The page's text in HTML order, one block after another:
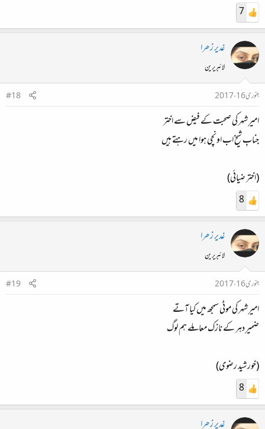
7
غدیر زھرا
لائبریرین
جنوری 16، 2017
#18
امیرِ شہر کی صحبت کے فیض سے اختر
جنابِ شیخ اب اونچی ہوا میں رہتے ہیں
(اختر ضیائی)
8
غدیر زھرا
لائبریرین
جنوری 16، 2017
#19
امیرِ شہر کی موٹی سمجھ میں کیا آتے
ضمیرِ دہر کے نازک معاملے ہم لوگ
(خورشید رضوی)
8
غدیر زھرا